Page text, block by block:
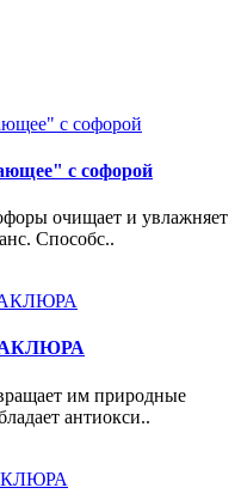
с софорой
очищает и увлажняет
Способс..
им природные
антиокси..